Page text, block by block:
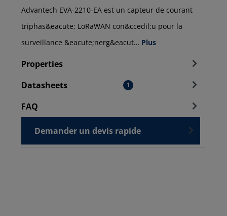
Advantech EVA-2210-EA est un capteur de courant
triphas&eacute; LoRaWAN con&ccedil;u pour la
surveillance &eacute;nerg&eacut… Plus
Properties
Datasheets
1
FAQ
Demander un devis rapide